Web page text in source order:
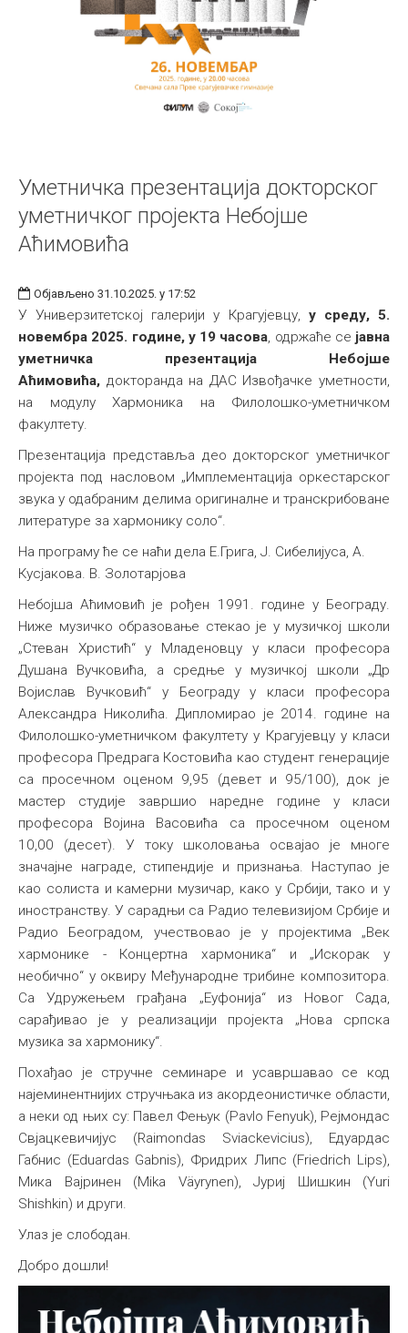
Уметничка презентација докторског
уметничког пројекта Небојше
Аћимовића
Објављено 31.10.2025. у 17:52
У Универзитетској галерији у Крагујевцу, у среду, 5.
новембра 2025. године, у 19 часова, одржаће се јавна
уметничка презентација Небојше
Аћимовића, докторанда на ДАС Извођачке уметности,
на модулу Хармоника на Филолошко-уметничком
факултету.
Презентација представља део докторског уметничког
пројекта под насловом „Имплементација оркестарског
звука у одабраним делима оригиналне и транскрибоване
литературе за хармонику соло“.
На програму ће се наћи дела Е.Грига, Ј. Сибелијуса, А.
Кусјакова. В. Золотарјова
Небојша Аћимовић је рођен 1991. године у Београду.
Ниже музичко образовање стекао је у музичкој школи
„Стеван Христић“ у Младеновцу у класи професора
Душана Вучковића, а средње у музичкој школи „Др
Војислав Вучковић“ у Београду у класи професора
Александра Николића. Дипломирао је 2014. године на
Филолошко-уметничком факултету у Крагујевцу у класи
професора Предрага Костовића као студент генерације
са просечном оценом 9,95 (девет и 95/100), док је
мастер студије завршио наредне године у класи
професора Војина Васовића са просечном оценом
10,00 (десет). У току школовања освајао је многе
значајне награде, стипендије и признања. Наступао је
као солиста и камерни музичар, како у Србији, тако и у
иностранству. У сарадњи са Радио телевизијом Србије и
Радио Београдом, учествовао је у пројектима „Век
хармонике - Концертна хармоника“ и „Искорак у
необично“ у оквиру Међународне трибине композитора.
Са Удружењем грађана „Еуфонија“ из Новог Сада,
сарађивао је у реализацији пројекта „Нова српска
музика за хармонику“.
Похађао је стручне семинаре и усавршавао се код
најеминентнијих стручњака из акордеонистичке области,
а неки од њих су: Павел Фењук (Pavlo Fenyuk), Рејмондас
Свјацкевичијус (Raimondas Sviackevicius), Едуардас
Габнис (Eduardas Gabnis), Фридрих Липс (Friedrich Lips),
Мика Вајринен (Mika Väyrynen), Јуриј Шишкин (Yuri
Shishkin) и други.
Улаз је слободан.
Добро дошли!